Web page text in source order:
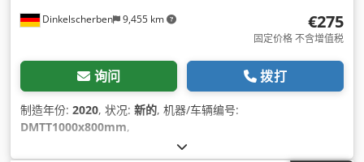
Dinkelscherben 9,455 km €275
固定价格 不含增值税
询问 拨打
制造年份: 2020, 状况: 新的, 机器/车辆编号:
DMTT1000x800mm,